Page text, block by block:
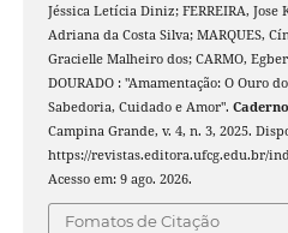
Jéssica Letícia Diniz; FERREIRA, Jose
Adriana da Costa Silva; MARQUES,
Gracielle Malheiro dos; CARMO,
DOURADO : "Amamentação: O Ouro
Sabedoria, Cuidado e Amor".
Campina Grande, v. 4, n. 3, 2025.
https://revistas.editora.ufcg.edu.br/
Acesso em: 9 ago. 2026.
Fomatos de Citação